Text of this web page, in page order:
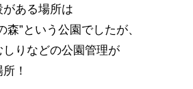
ある場所は
森”という公園でしたが、
りなどの公園管理が
！